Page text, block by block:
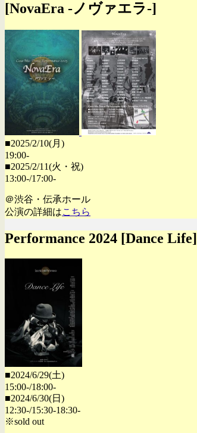
[NovaEra -ノヴァエラ-]
■2025/2/10(月)
19:00-
■2025/2/11(火・祝)
13:00-/17:00-
＠渋谷・伝承ホール
公演の詳細はこちら
Performance 2024 [Dance Life]
■2024/6/29(土)
15:00-/18:00-
■2024/6/30(日)
12:30-/15:30-18:30-
※sold out